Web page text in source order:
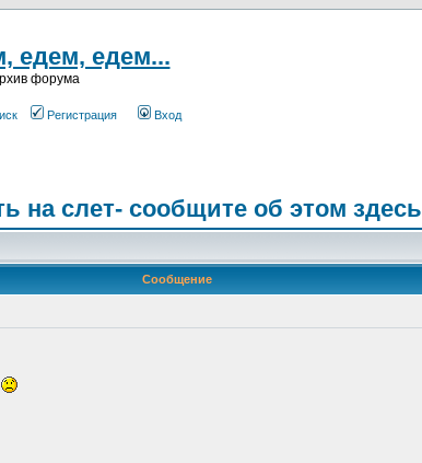
едем, едем...
форума
Регистрация Вход
на слет- сообщите об этом здесь
Сообщение